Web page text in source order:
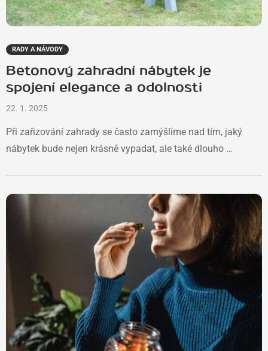
RADY A NÁVODY
Betonový zahradní nábytek je
spojení elegance a odolnosti
22. 1. 2025
Při zařizování zahrady se často zamýšlíme nad tím, jaký
nábytek bude nejen krásně vypadat, ale také dlouho …